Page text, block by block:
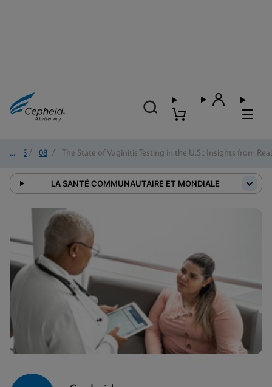
2025 / 08 / The State of Vaginitis Testing in the U.S.: Insights from
LA SANTÉ COMMUNAUTAIRE ET MONDIALE